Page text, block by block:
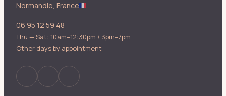
Normandie, France
06 95 12 59 48
Thu — Sat: 10am–12:30pm / 3pm–7pm
Other days by appointment